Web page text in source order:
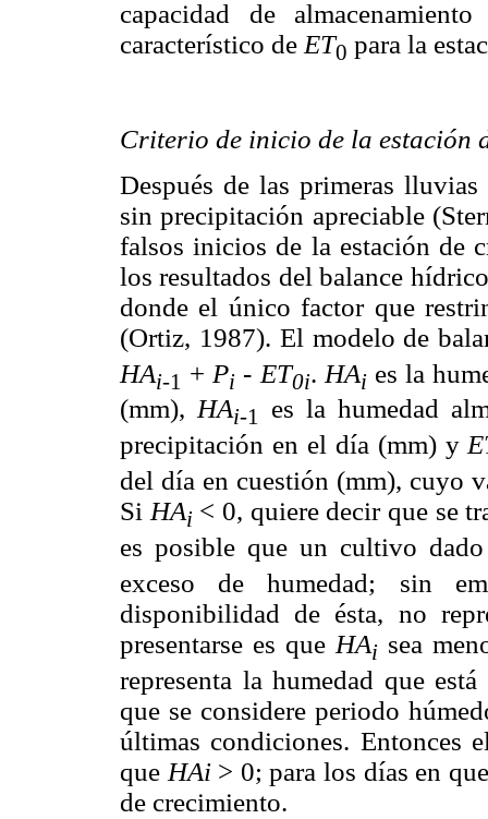
capacidad de
característico de ET0 para la
Criterio de inicio de la estación
Después de las primeras
sin precipitación apreciable
falsos inicios de la estación de
los resultados del balance
donde el único factor que
(Ortiz, 1987). El modelo de
HAi-1 + Pi - ET0i. HAies la
(mm),HAi-1
es la humedad
precipitación en el día (mm) y
del día en cuestión (mm), cuyo
Si HAi< 0, quiere decir que se
es posible que un cultivo
exceso de humedad; sin
disponibilidad de ésta, no
presentarse es que HAi sea
representa la humedad que
que se considere periodo
últimas condiciones. Entonces
que HAi> 0; para los días en
de crecimiento.